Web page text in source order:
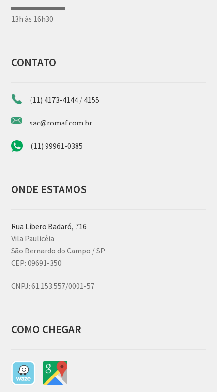
▬▬▬▬▬▬▬
13h às 16h30
CONTATO
(11) 4173-4144/ 4155
sac@romaf.com.br
(11) 99961-0385
ONDE ESTAMOS
Rua Líbero Badaró, 716
Vila Paulicéia
São Bernardo do Campo / SP
CEP: 09691-350
CNPJ: 61.153.557/0001-57
COMO CHEGAR